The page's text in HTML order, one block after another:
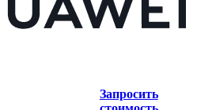
Запросить